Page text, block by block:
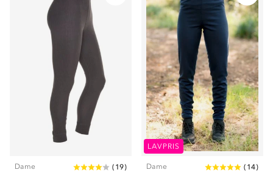
Dame ( 19)
LAVPRIS
Dame ( 14)